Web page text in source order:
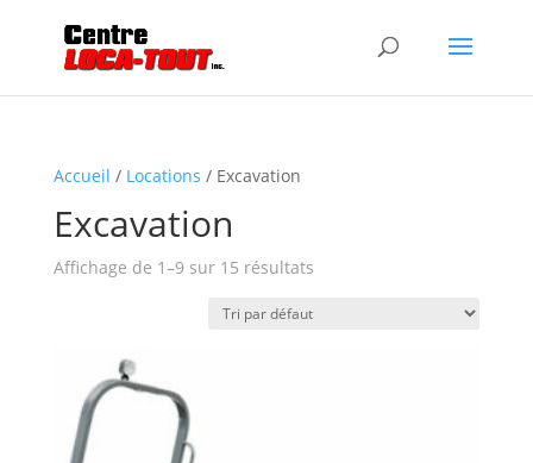
Accueil / Locations / Excavation
Excavation
Affichage de 1–9 sur 15 résultats